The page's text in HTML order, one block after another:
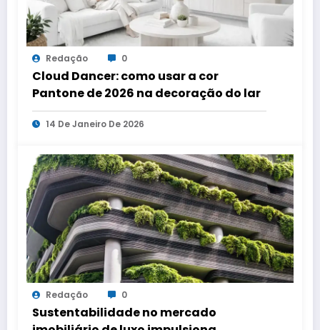
Redação 0
Cloud Dancer: como usar a cor
Pantone de 2026 na decoração do lar
14 De Janeiro De 2026
Redação 0
Sustentabilidade no mercado